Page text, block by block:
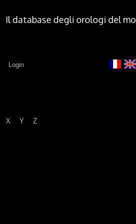
Il database degli orologi del
Login
X Y Z